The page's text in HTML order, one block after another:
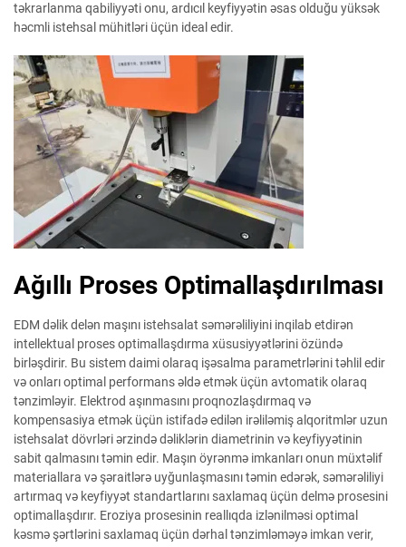
təkrarlanma qabiliyyəti onu, ardıcıl keyfiyyətin əsas olduğu yüksək
həcmli istehsal mühitləri üçün ideal edir.
Ağıllı Proses Optimallaşdırılması
EDM dəlik delən maşını istehsalat səmərəliliyini inqilab etdirən
intellektual proses optimallaşdırma xüsusiyyətlərini özündə
birləşdirir. Bu sistem daimi olaraq işəsalma parametrlərini təhlil edir
və onları optimal performans əldə etmək üçün avtomatik olaraq
tənzimləyir. Elektrod aşınmasını proqnozlaşdırmaq və
kompensasiya etmək üçün istifadə edilən irəliləmiş alqoritmlər uzun
istehsalat dövrləri ərzində dəliklərin diametrinin və keyfiyyətinin
sabit qalmasını təmin edir. Maşın öyrənmə imkanları onun müxtəlif
materiallara və şəraitlərə uyğunlaşmasını təmin edərək, səmərəliliyi
artırmaq və keyfiyyət standartlarını saxlamaq üçün delmə prosesini
optimallaşdırır. Eroziya prosesinin reallıqda izlənilməsi optimal
kəsmə şərtlərini saxlamaq üçün dərhal tənzimləməyə imkan verir,